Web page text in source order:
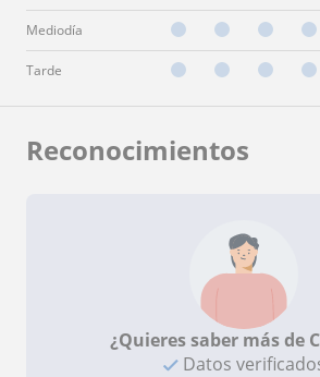
Mediodía
Tarde
Reconocimientos
¿Quieres saber más de
Datos